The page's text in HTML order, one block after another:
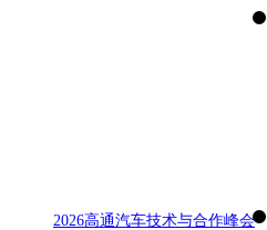
2026高通汽车技术与合作峰会